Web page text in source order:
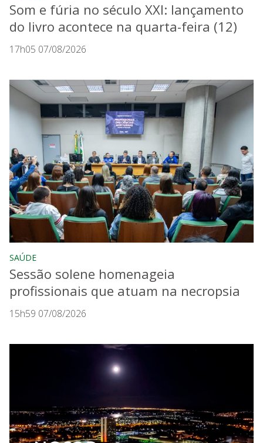
Som e fúria no século XXI: lançamento
do livro acontece na quarta-feira (12)
17h05 07/08/2026
SAÚDE
Sessão solene homenageia
profissionais que atuam na necropsia
15h59 07/08/2026